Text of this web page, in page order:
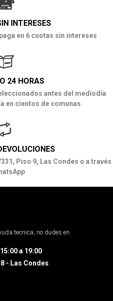
INTERESES
en 6 cuotas sin intereses
24 HORAS
antes del mediodía
en cientos de comunas
Piso 9, Las Condes o a través
tecnica, no dudes en
a 19:00
- Las Condes